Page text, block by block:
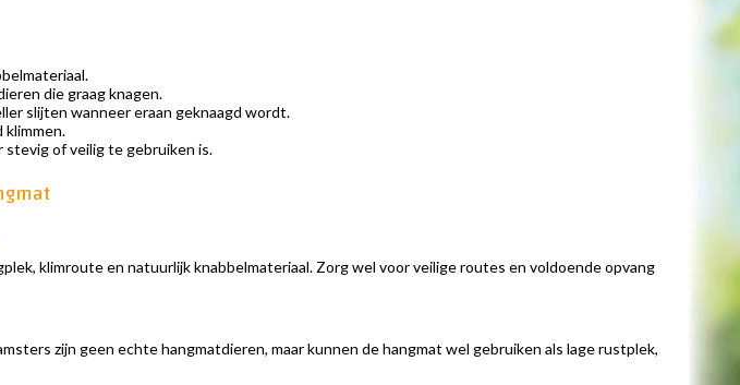
die graag knagen.
slijten wanneer eraan geknaagd wordt.
klimmen.
of veilig te gebruiken is.
klimroute en natuurlijk knabbelmateriaal. Zorg wel voor veilige routes en voldoende opvang
zijn geen echte hangmatdieren, maar kunnen de hangmat wel gebruiken als lage rustplek,